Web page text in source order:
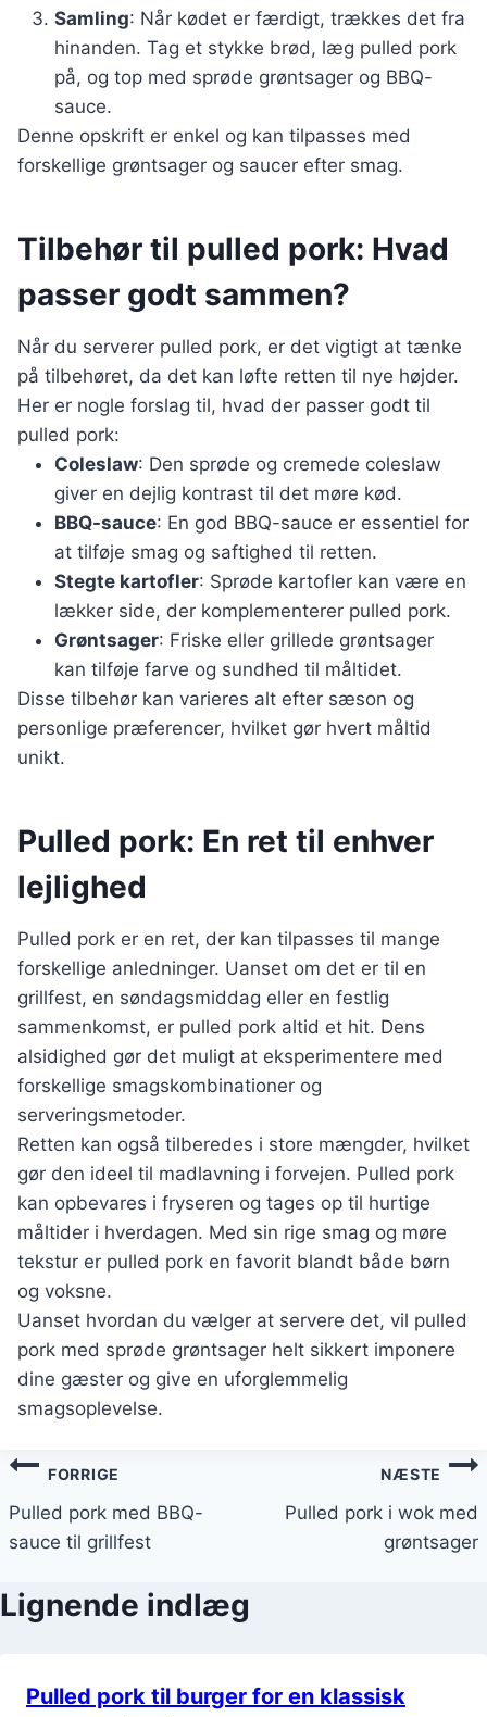
Samling: Når kødet er færdigt, trækkes det fra
hinanden. Tag et stykke brød, læg pulled pork
på, og top med sprøde grøntsager og BBQ-
sauce.
Denne opskrift er enkel og kan tilpasses med
forskellige grøntsager og saucer efter smag.
Tilbehør til pulled pork: Hvad
passer godt sammen?
Når du serverer pulled pork, er det vigtigt at tænke
på tilbehøret, da det kan løfte retten til nye højder.
Her er nogle forslag til, hvad der passer godt til
pulled pork:
Coleslaw: Den sprøde og cremede coleslaw
giver en dejlig kontrast til det møre kød.
BBQ-sauce: En god BBQ-sauce er essentiel for
at tilføje smag og saftighed til retten.
Stegte kartofler: Sprøde kartofler kan være en
lækker side, der komplementerer pulled pork.
Grøntsager: Friske eller grillede grøntsager
kan tilføje farve og sundhed til måltidet.
Disse tilbehør kan varieres alt efter sæson og
personlige præferencer, hvilket gør hvert måltid
unikt.
Pulled pork: En ret til enhver
lejlighed
Pulled pork er en ret, der kan tilpasses til mange
forskellige anledninger. Uanset om det er til en
grillfest, en søndagsmiddag eller en festlig
sammenkomst, er pulled pork altid et hit. Dens
alsidighed gør det muligt at eksperimentere med
forskellige smagskombinationer og
serveringsmetoder.
Retten kan også tilberedes i store mængder, hvilket
gør den ideel til madlavning i forvejen. Pulled pork
kan opbevares i fryseren og tages op til hurtige
måltider i hverdagen. Med sin rige smag og møre
tekstur er pulled pork en favorit blandt både børn
og voksne.
Uanset hvordan du vælger at servere det, vil pulled
pork med sprøde grøntsager helt sikkert imponere
dine gæster og give en uforglemmelig
smagsoplevelse.
Indlægsnavigation
FORRIGE
Pulled pork med BBQ-
sauce til grillfest
NÆSTE
Pulled pork i wok med
grøntsager
Lignende indlæg
Pulled pork til burger for en klassisk